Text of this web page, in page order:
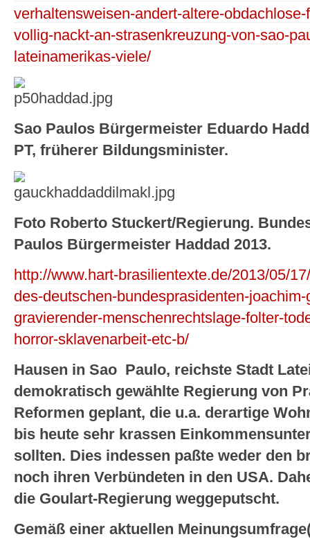
verhaltensweisen-andert-altere-
vollig-nackt-an-strasenkreuzung-von-sao-
lateinamerikas-viele/
Sao Paulos Bürgermeister Eduardo
PT, früherer Bildungsminister.
Foto Roberto Stuckert/Regierung.
Paulos Bürgermeister Haddad 2013.
http://www.hart-brasilientexte.de/2013/05/
des-deutschen-bundesprasidenten-
gravierender-menschenrechtslage-folter-
horror-sklavenarbeit-etc-b/
Hausen in Sao Paulo, reichste Stadt
demokratisch gewählte Regierung von
Reformen geplant, die u.a. derartige
bis heute sehr krassen
sollten. Dies indessen paßte weder den
noch ihren Verbündeten in den USA.
die Goulart-Regierung weggeputscht.
Gemäß einer aktuellen